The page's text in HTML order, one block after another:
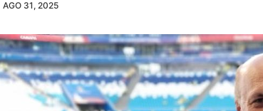
AGO 31, 2025